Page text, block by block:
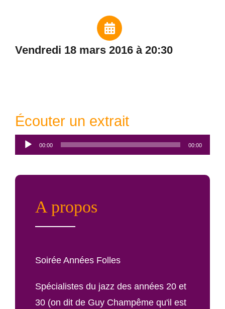
vendredi 18 mars 2016 à 20:30
Écouter un extrait
Lecteur
audio
00:00 00:00
A propos
Soirée Années Folles
Spécialistes du jazz des années 20 et
30 (on dit de Guy Champême qu'il est